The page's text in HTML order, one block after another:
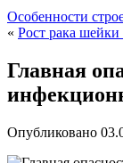
Особенности
« Рост рака шейки
Главная
Опубликовано